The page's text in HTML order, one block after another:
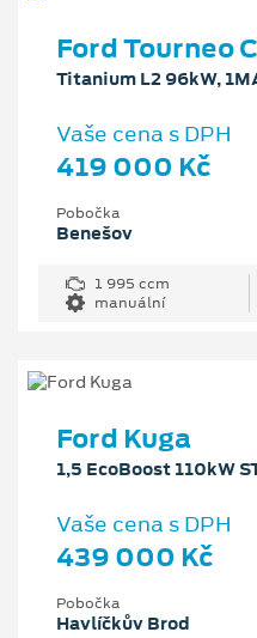
Ford Tourneo
Titanium L2 96kW,
Vaše cena s DPH
419 000 Kč
Pobočka
Benešov
1 995 ccm
manuální
Ford Kuga
1,5 EcoBoost 110kW
Vaše cena s DPH
439 000 Kč
Pobočka
Havlíčkův Brod